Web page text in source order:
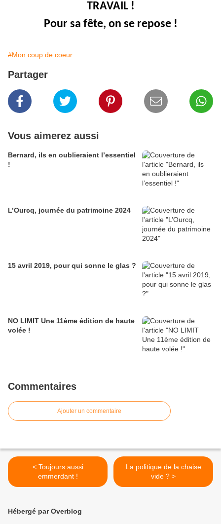
TRAVAIL !
Pour sa fête, on se repose !
#Mon coup de coeur
Partager
Vous aimerez aussi
Bernard, ils en oublieraient l’essentiel
!
L’Ourcq, journée du patrimoine 2024
15 avril 2019, pour qui sonne le glas ?
NO LIMIT Une 11ème édition de haute
volée !
Commentaires
Ajouter un commentaire
< Toujours aussi
emmerdant !
La politique de la chaise
vide ? >
Hébergé par Overblog